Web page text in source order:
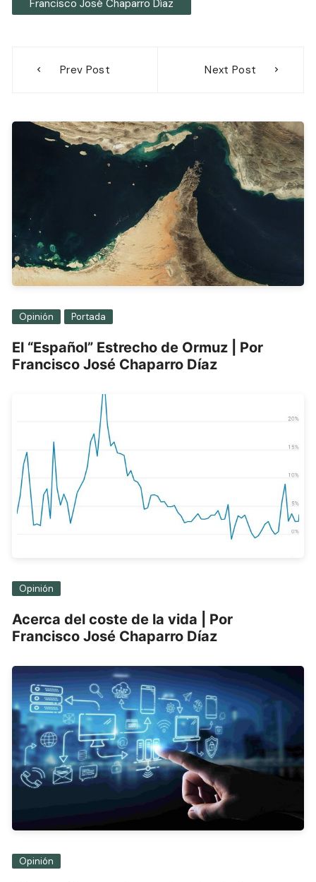
Francisco José Chaparro Díaz
Prev Post Next Post
Opinión Portada
El “Español” Estrecho de Ormuz | Por
Francisco José Chaparro Díaz
Opinión
Acerca del coste de la vida | Por
Francisco José Chaparro Díaz
Opinión